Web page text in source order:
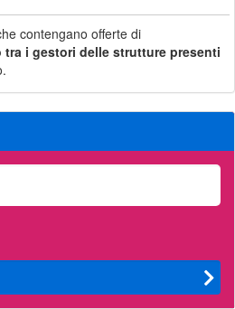
contengano offerte di
i gestori delle strutture presenti